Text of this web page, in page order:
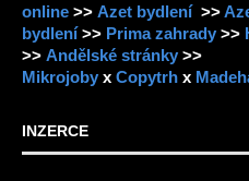
online >> Azet bydlení >>
bydlení>> Prima zahrady >>
>> Andělské stránky >>
Mikrojoby x Copytrh x
INZERCE